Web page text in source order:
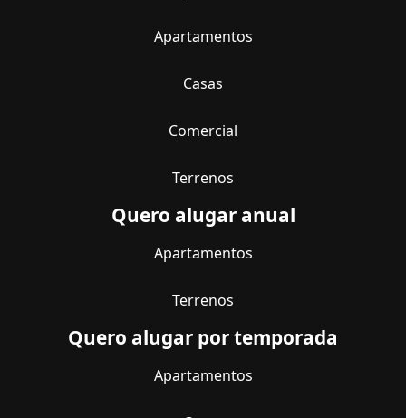
Apartamentos
Casas
Comercial
Terrenos
Quero alugar anual
Apartamentos
Terrenos
Quero alugar por temporada
Apartamentos